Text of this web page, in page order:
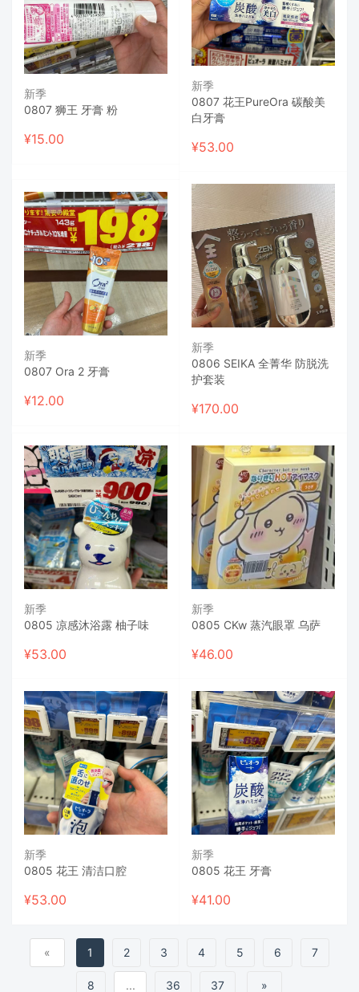
新季
0807 狮王 牙膏 粉
¥15.00
新季
0807 花王PureOra 碳酸美
白牙膏
¥53.00
新季
0807 Ora 2 牙膏
¥12.00
新季
0806 SEIKA 全菁华 防脱洗
护套装
¥170.00
新季
0805 凉感沐浴露 柚子味
¥53.00
新季
0805 CKw 蒸汽眼罩 乌萨
¥46.00
新季
0805 花王 清洁口腔
¥53.00
新季
0805 花王 牙膏
¥41.00
« 1 2 3 4 5 6 7
8 ... 36 37 »